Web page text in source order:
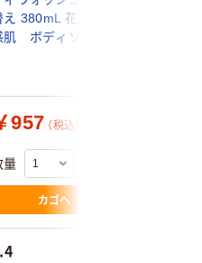
え 380mL 花王 敏
肌 ボディソープ
957 （税込）
量
カゴへ